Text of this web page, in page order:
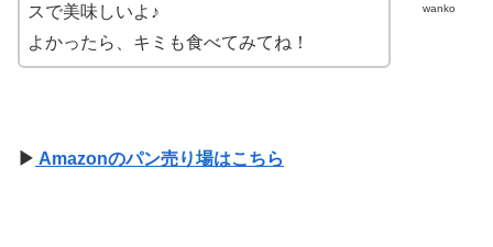
wanko
スで美味しいよ♪
よかったら、キミも食べてみてね！
▶ Amazonのパン売り場はこちら